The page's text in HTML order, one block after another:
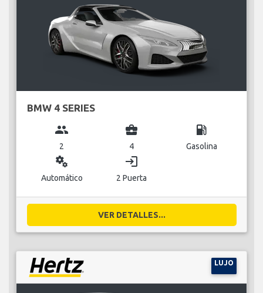
BMW 4 SERIES
group
2
business_center
4
local_gas_station
Gasolina
miscellaneous_services
Automático
login
2 Puerta
VER DETALLES...
LUJO